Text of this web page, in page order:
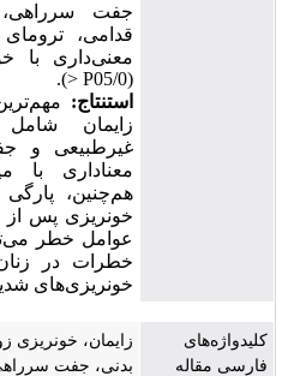
جفت سرراهی،
قدامی،
معنی‌داری با
P <
).
استنتاج:
زایمان
غیرطبیعی و
معناداری با
همچنین، پارگی
خونریزی پس از
عوامل خطر
خطرات در
خونریزی‌های
کلیدواژه‌های
فارسی مقاله
زایمان، خونریزی
بدنی، جفت